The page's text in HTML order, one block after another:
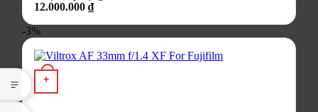
12.000.000 ₫
-3%
+
Sản phẩm này có nhiều biến thể. Các tùy chọn có thể được